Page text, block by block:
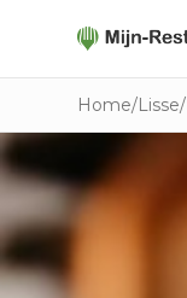
Home/Lisse/